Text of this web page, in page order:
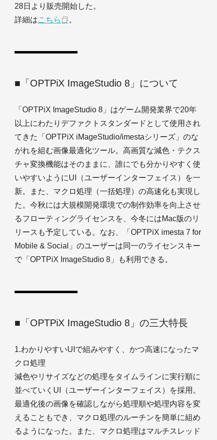
28日より販売開始した。
詳細はこちら 。
■「OPTPiX ImageStudio 8」について
「OPTPiX ImageStudio 8」はゲーム開発業界で20年
以上にわたりデファクトスタンダードとして使用され
てきた「OPTPiX iMageStudio/imestaシリーズ」のな
がれを組む画像最適化ツール。高画質な減色・テクス
チャ変換機能はそのままに、誰にでも分かりやすく使
いやすいようにUI（ユーザーインターフェイス）を一
新。また、マクロ処理（一括処理）の高速化も実現し
た。今秋には大規模開発環境での制作効率を向上させ
るフローティングライセンスを、今冬にはMac版のリ
リースも予定している。なお、「OPTPiX imesta 7 for
Mobile & Social」のユーザーは同一のライセンスキー
で「OPTPiX ImageStudio 8」も利用できる。
■「OPTPiX ImageStudio 8」の三大特長
1.わかりやすいUIで組みやすく、かつ高速になったマ
クロ処理
減色やリサイズなどの処理をタイムラインに実行順に
並べていくUI（ユーザーインターフェイス）を採用。
最適化後の画像を確認しながら処理順や処理内容を変
えることもでき、マクロ処理のルーチンを簡単に組め
るようになった。また、マクロ処理はマルチスレッド